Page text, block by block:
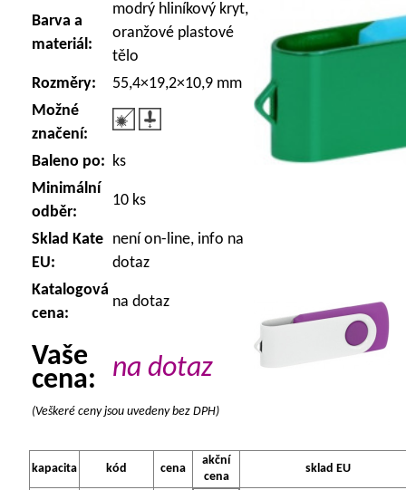
Barva a
materiál:
modrý hliníkový kryt,
oranžové plastové
tělo
Rozměry:
55,4×19,2×10,9 mm
Možné
značení:
Baleno po: ks
Minimální
odběr:
10 ks
Sklad Kate
EU:
není on-line, info na
dotaz
Katalogová
cena:
na dotaz
Vaše
cena:
na dotaz
(Veškeré ceny jsou uvedeny bez DPH)
kapacita kód cena
akční
cena
sklad EU